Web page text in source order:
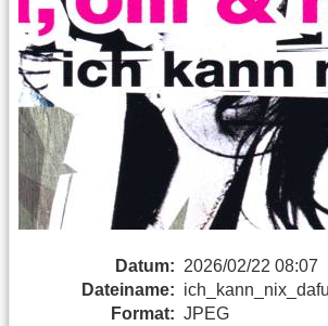
Datum: 2026/02/22 08:07
Dateiname:
Format: JPEG